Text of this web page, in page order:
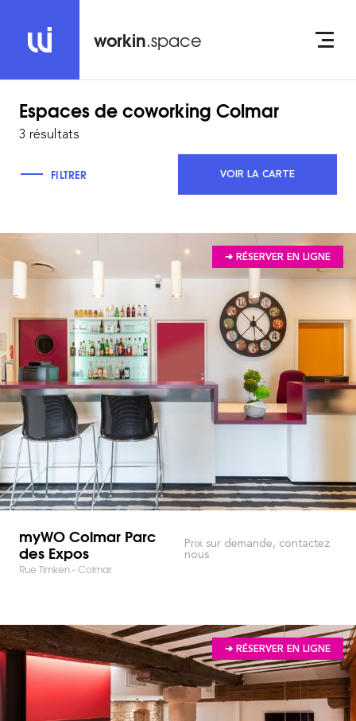
workin.space
Espaces de coworking Colmar
3 résultats
FILTRER VOIR LA CARTE
➔ RÉSERVER EN LIGNE
myWO Colmar Parc
des Expos
Rue Timken - Colmar
Prix sur demande, contactez
nous
➔ RÉSERVER EN LIGNE